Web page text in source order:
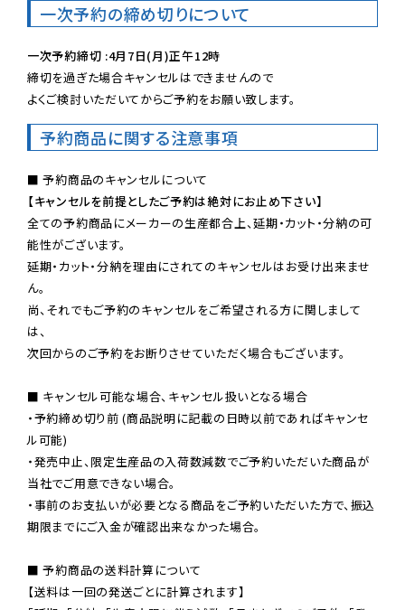
一次予約の締め切りについて
一次予約締切 :4月7日(月)正午12時
締切を過ぎた場合キャンセルはできませんので
よくご検討いただいてからご予約をお願い致します。
予約商品に関する注意事項
【キャンセルを前提としたご予約は絶対にお止め下さい】
全ての予約商品にメーカーの生産都合上、延期・カット・分納の可
能性がございます。
延期・カット・分納を理由にされてのキャンセルはお受け出来ませ
ん。
尚、それでもご予約のキャンセルをご希望される方に関しまして
は、
次回からのご予約をお断りさせていただく場合もございます。
■ キャンセル可能な場合、キャンセル扱いとなる場合
・予約締め切り前 (商品説明に記載の日時以前であればキャンセ
ル可能)
・発売中止、限定生産品の入荷数減数でご予約いただいた商品が
当社でご用意できない場合。
・事前のお支払いが必要となる商品をご予約いただいた方で、振込
期限までにご入金が確認出来なかった場合。
■ 予約商品の送料計算について
【送料は一回の発送ごとに計算されます】